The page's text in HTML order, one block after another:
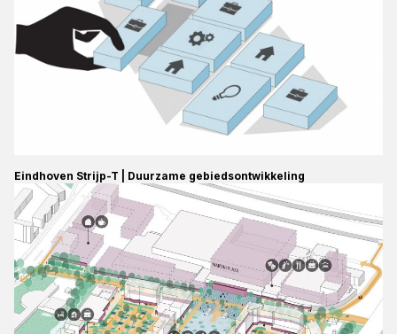
Eindhoven Strijp-T | Duurzame gebiedsontwikkeling